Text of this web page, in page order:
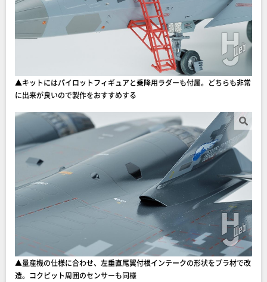
▲キットにはパイロットフィギュアと乗降用ラダーも付属。どちらも非常
に出来が良いので製作をおすすめする
▲量産機の仕様に合わせ、左垂直尾翼付根インテークの形状をプラ材で改
造。コクピット周囲のセンサーも同様